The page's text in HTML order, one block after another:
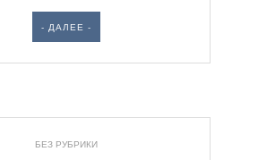
- ДАЛЕЕ -
БЕЗ РУБРИКИ